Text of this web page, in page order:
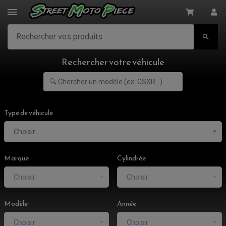
ACCESSOIRES MOTO

Rechercher votre véhicule
Type de véhicule
Choisir
Marque
Choisir
Cylindrée
Choisir
Modèle
Choisir
Année
Choisir